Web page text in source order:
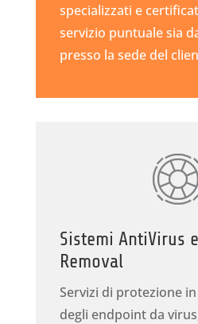
specializzati e
servizio puntuale sia
presso la sede del
Sistemi AntiVirus
Removal
Servizi di protezione
degli endpoint da